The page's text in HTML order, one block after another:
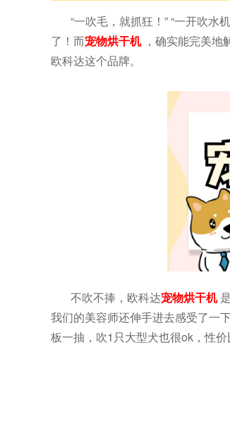
“一吹毛，就抓狂！” “一开吹
了！而宠物烘干机 ，确实能完美
欧科达这个品牌。
不吹不捧，欧科达宠物烘干机
我们的美容师还伸手进去感受了一
板一抽，吹1只大型犬也很ok，性价